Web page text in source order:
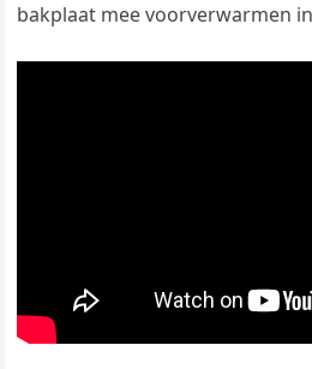
bakplaat mee voorverwarmen